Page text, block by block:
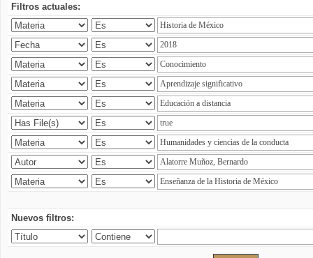
Filtros actuales:
Nuevos filtros: